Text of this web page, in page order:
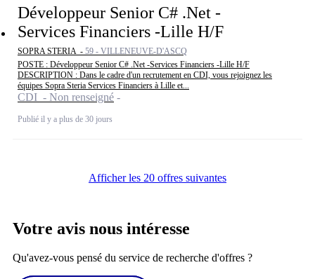
Développeur Senior C# .Net -
Services Financiers -Lille H/F
SOPRA STERIA - 59 - VILLENEUVE-D'ASCQ
POSTE : Développeur Senior C# .Net -Services Financiers -Lille H/F
DESCRIPTION : Dans le cadre d'un recrutement en CDI, vous rejoignez les
équipes Sopra Steria Services Financiers à Lille et...
CDI - Non renseigné
Publié il y a plus de 30 jours
Afficher les 20 offres suivantes
Votre avis nous intéresse
Qu'avez-vous pensé du service de recherche d'offres ?